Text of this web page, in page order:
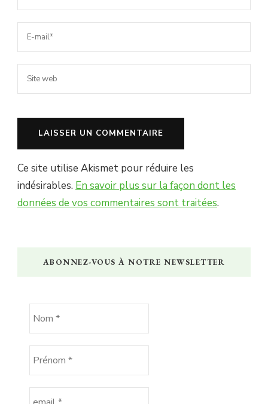
Ce site utilise Akismet pour réduire les
indésirables. En savoir plus sur la façon dont les
données de vos commentaires sont traitées.
ABONNEZ-VOUS À NOTRE NEWSLETTER